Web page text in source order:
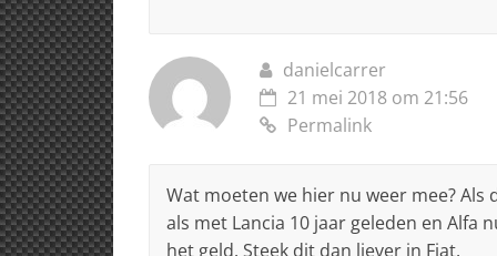
danielcarrer
21 mei 2018 om 21:56
Permalink
Wat moeten we hier nu weer mee?
als met Lancia 10 jaar geleden en Alfa
het geld. Steek dit dan liever in Fiat.